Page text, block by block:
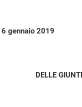
gennaio 2019
DELLE